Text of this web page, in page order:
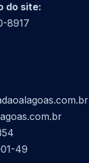
do site:
8917
49